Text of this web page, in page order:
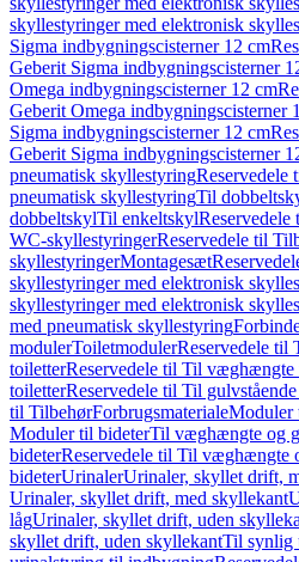
skyllestyringer med elektronisk
Sigma indbygningscisterner 12 cm
Geberit Sigma indbygningscisterner
Omega indbygningscisterner 12 cm
Geberit Omega indbygningscisterner
Sigma indbygningscisterner 12 cm
Geberit Sigma indbygningscisterner
pneumatisk skyllestyringReservedele
pneumatisk skyllestyringTil
dobbeltskylTil enkeltskyl
WC-skyllestyringerReservedele til
skyllestyringerMontagesæt
skyllestyringer med elektronisk
skyllestyringer med elektronisk
med pneumatisk skyllestyring
modulerToiletmodulerReservedele til
toiletterReservedele til Til væghængte
toiletterReservedele til Til
til TilbehørForbrugsmaterialeModuler
Moduler til bideterTil væghængte og
bideterReservedele til Til væghængte
bideterUrinalerUrinaler, skyllet drift,
Urinaler, skyllet drift, med skyllekant
lågUrinaler, skyllet drift, uden
skyllet drift, uden skyllekantTil synlig